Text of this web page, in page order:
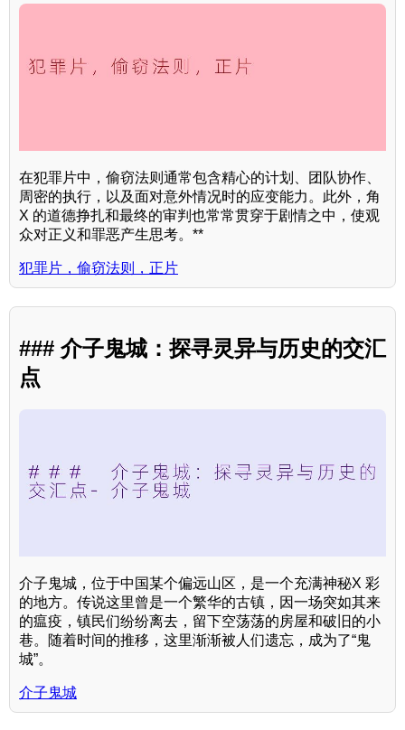
在犯罪片中，偷窃法则通常包含精心的计划、团队协作、
周密的执行，以及面对意外情况时的应变能力。此外，角
X 的道德挣扎和最终的审判也常常贯穿于剧情之中，使观
众对正义和罪恶产生思考。**
犯罪片，偷窃法则，正片
### 介子鬼城：探寻灵异与历史的交汇
点
介子鬼城，位于中国某个偏远山区，是一个充满神秘X 彩
的地方。传说这里曾是一个繁华的古镇，因一场突如其来
的瘟疫，镇民们纷纷离去，留下空荡荡的房屋和破旧的小
巷。随着时间的推移，这里渐渐被人们遗忘，成为了“鬼
城”。
介子鬼城